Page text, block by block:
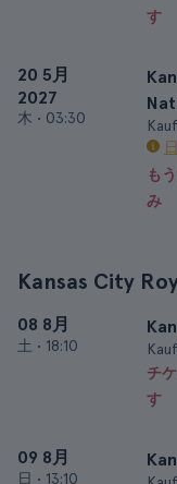
す
20 5月
2027
木 • 03:30
も
み
Kansas City
08 8月
土 • 18:10
チ
す
09 8月
日 • 13:10